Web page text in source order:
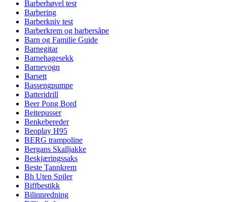
Barberhøvel test
Barbering
Barberkniv test
Barberkrem og barbersåpe
Barn og Familie Guide
Barnegitar
Barnehagesekk
Barnevogn
Barsett
Bassengpumpe
Batteridrill
Beer Pong Bord
Beitepusser
Benkebereder
Beoplay H95
BERG trampoline
Bergans Skalljakke
Beskjæringssaks
Beste Tannkrem
Bh Uten Spiler
Biffbestikk
Bilinnredning